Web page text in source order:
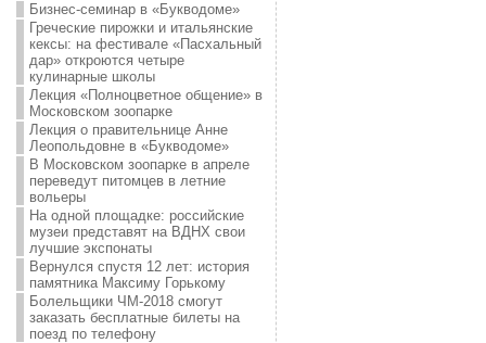
Бизнес-семинар в «Букводоме»
Греческие пирожки и итальянские
кексы: на фестивале «Пасхальный
дар» откроются четыре
кулинарные школы
Лекция «Полноцветное общение» в
Московском зоопарке
Лекция о правительнице Анне
Леопольдовне в «Букводоме»
В Московском зоопарке в апреле
переведут питомцев в летние
вольеры
На одной площадке: российские
музеи представят на ВДНХ свои
лучшие экспонаты
Вернулся спустя 12 лет: история
памятника Максиму Горькому
Болельщики ЧМ-2018 смогут
заказать бесплатные билеты на
поезд по телефону